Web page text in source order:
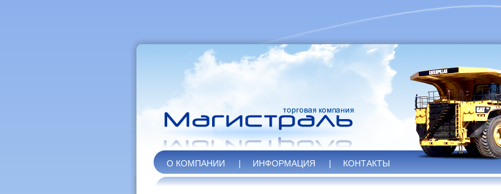
О КОМПАНИИ | ИНФОРМАЦИЯ | КОНТАКТЫ